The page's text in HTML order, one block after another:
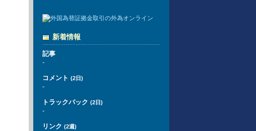
新着情報
記事
-
コメント (2日)
-
トラックバック (2日)
-
リンク (2週)